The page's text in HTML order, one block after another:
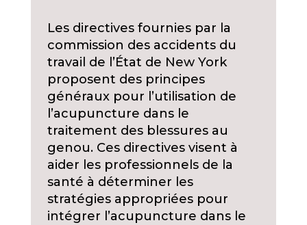
Les directives fournies par la
commission des accidents du
travail de l’État de New York
proposent des principes
généraux pour l’utilisation de
l’acupuncture dans le
traitement des blessures au
genou. Ces directives visent à
aider les professionnels de la
santé à déterminer les
stratégies appropriées pour
intégrer l’acupuncture dans le